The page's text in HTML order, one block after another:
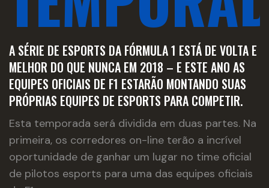
A SÉRIE DE ESPORTS DA FÓRMULA 1 ESTÁ DE VOLTA E
MELHOR DO QUE NUNCA EM 2018 – E ESTE ANO AS
EQUIPES OFICIAIS DE F1 ESTARÃO MONTANDO SUAS
PRÓPRIAS EQUIPES DE ESPORTS PARA COMPETIR.
Esta temporada será dividida em duas partes. Na
primeira, os corredores on-line terão a incrível
oportunidade de ganhar um lugar no time oficial
de pilotos esports para uma das equipes oficiais